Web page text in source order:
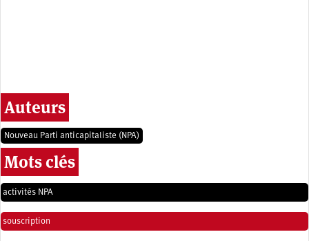
Auteurs
Nouveau Parti anticapitaliste (NPA)
Mots clés
activités NPA
souscription